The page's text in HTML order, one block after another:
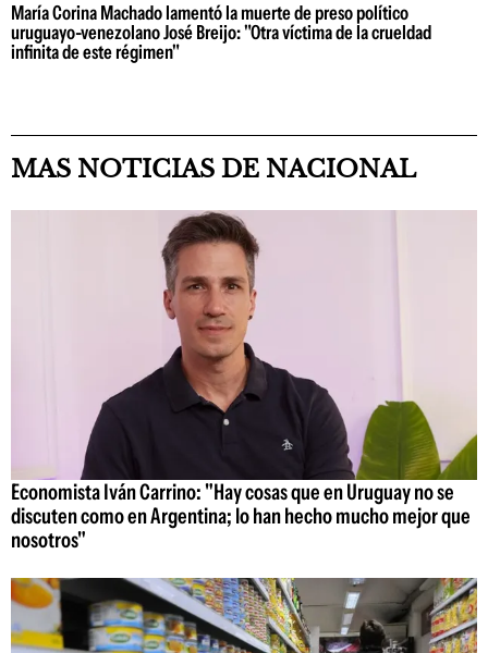
María Corina Machado lamentó la muerte de preso político
uruguayo-venezolano José Breijo: "Otra víctima de la crueldad
infinita de este régimen"
MAS NOTICIAS DE NACIONAL
Economista Iván Carrino: "Hay cosas que en Uruguay no se
discuten como en Argentina; lo han hecho mucho mejor que
nosotros"